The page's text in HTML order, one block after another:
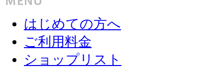
はじめての方へ
ご利用料金
ショップリスト